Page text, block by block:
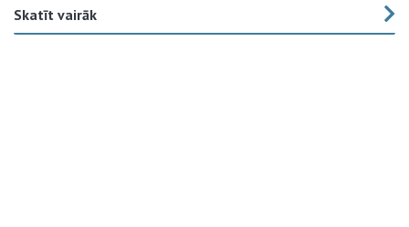
Skatīt vairāk